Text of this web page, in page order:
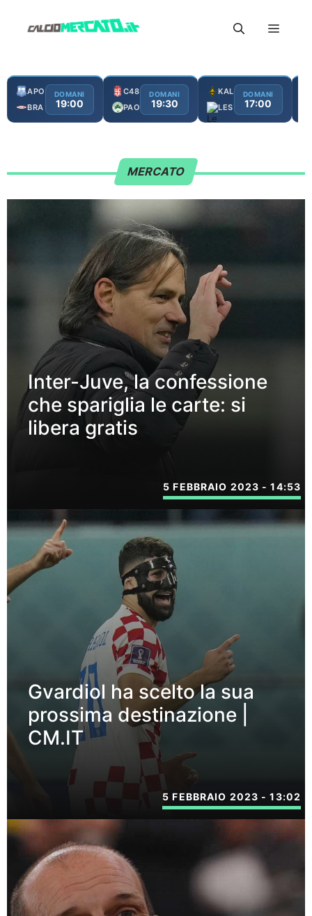
Menu
APO
BRA
DOMANI
19:00
C48
PAO
DOMANI
19:30
KAL
LES
DOMANI
17:00
MERCATO
Inter-Juve, la confessione
che spariglia le carte: si
libera gratis
5 FEBBRAIO 2023 - 14:53
Gvardiol ha scelto la sua
prossima destinazione |
CM.IT
5 FEBBRAIO 2023 - 13:02